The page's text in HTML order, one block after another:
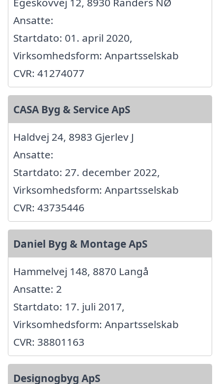
Ansatte:
Startdato: 01. april 2020,
Virksomhedsform: Anpartsselskab
CVR: 41274077
CASA Byg & Service ApS
Haldvej 24, 8983 Gjerlev J
Ansatte:
Startdato: 27. december 2022,
Virksomhedsform: Anpartsselskab
CVR: 43735446
Daniel Byg & Montage ApS
Hammelvej 148, 8870 Langå
Ansatte: 2
Startdato: 17. juli 2017,
Virksomhedsform: Anpartsselskab
CVR: 38801163
Designogbyg ApS